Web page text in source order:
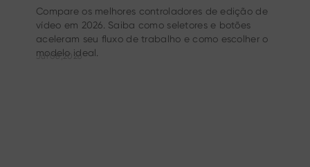
Compare os melhores controladores de edição de
vídeo em 2026. Saiba como seletores e botões
aceleram seu fluxo de trabalho e como escolher o
modelo ideal.
Jul 08,2026